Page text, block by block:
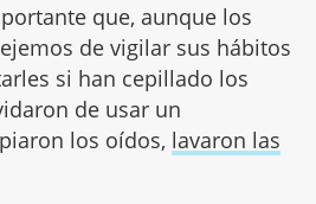
que, aunque los
de vigilar sus hábitos
si han cepillado los
de usar un
los oídos, lavaron las